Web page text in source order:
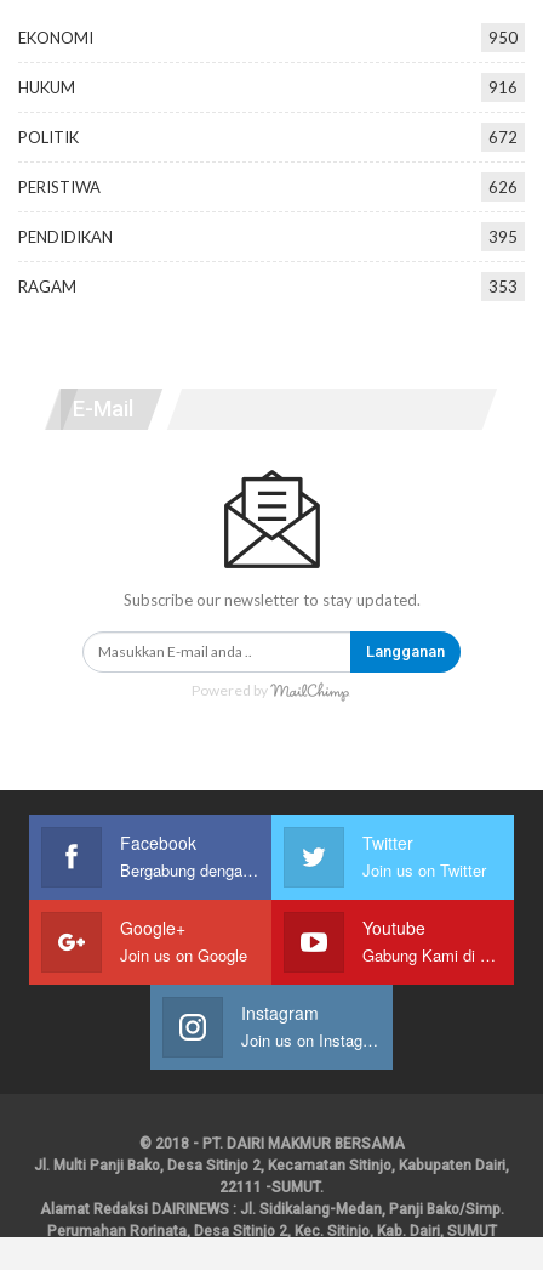
EKONOMI 950
HUKUM 916
POLITIK 672
PERISTIWA 626
PENDIDIKAN 395
RAGAM 353
E-Mail
Subscribe our newsletter to stay updated.
Langganan
Powered by
Facebook
Bergabung dengan kami
Twitter
Join us on Twitter
Google+
Join us on Google
Youtube
Gabung Kami di Youtube
Instagram
Join us on Instagram
© 2018 - PT. DAIRI MAKMUR BERSAMA
Jl. Multi Panji Bako, Desa Sitinjo 2, Kecamatan Sitinjo, Kabupaten Dairi,
22111 -SUMUT.
Alamat Redaksi DAIRINEWS : Jl. Sidikalang-Medan, Panji Bako/Simp.
Perumahan Rorinata, Desa Sitinjo 2, Kec. Sitinjo, Kab. Dairi, SUMUT